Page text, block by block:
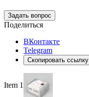
Задать вопрос
Поделиться
ВКонтакте
Telegram
Скопировать ссылку
Item 1 of 3